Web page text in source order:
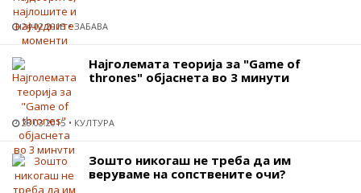
24.02.2015 ЗАБАВА
Најголемата теорија за "Game of
thrones" објаснета во 3 минути
28.03.2015 КУЛТУРА
Зошто никогаш не треба да им
веруваме на сопствените очи?